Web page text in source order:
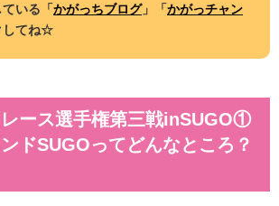
いる「かがっちブログ」「かがっチャン
してね☆
ース選手権第三戦inSUGO①
ドSUGOってどんなところ？